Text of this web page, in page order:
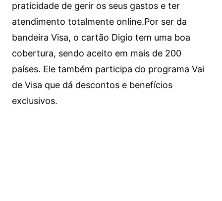
praticidade de gerir os seus gastos e ter
atendimento totalmente online.Por ser da
bandeira Visa, o cartão Digio tem uma boa
cobertura, sendo aceito em mais de 200
países. Ele também participa do programa Vai
de Visa que dá descontos e benefícios
exclusivos.